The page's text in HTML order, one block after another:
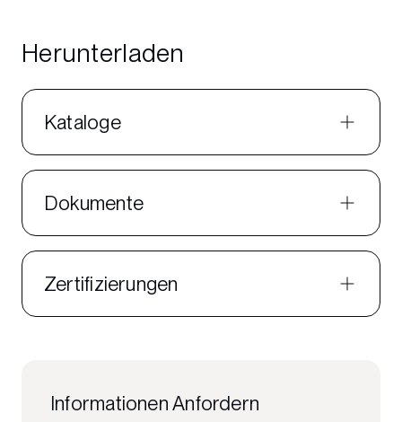
Herunterladen
Kataloge
Dokumente
Zertifizierungen
Informationen Anfordern